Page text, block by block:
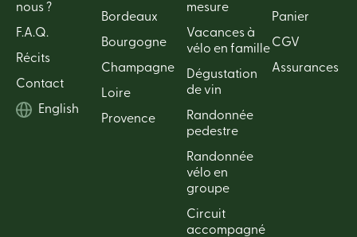
nous ?
F.A.Q.
Récits
Contact
English
Bordeaux
Bourgogne
Champagne
Loire
Provence
mesure
Vacances à
vélo en famille
Dégustation
de vin
Randonnée
pedestre
Randonnée
vélo en
groupe
Circuit
accompagné
Panier
CGV
Assurances